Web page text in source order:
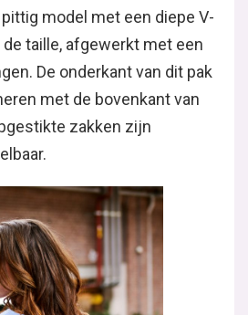
model met een diepe V-
taille, afgewerkt met een
De onderkant van dit pak
met de bovenkant van
zakken zijn